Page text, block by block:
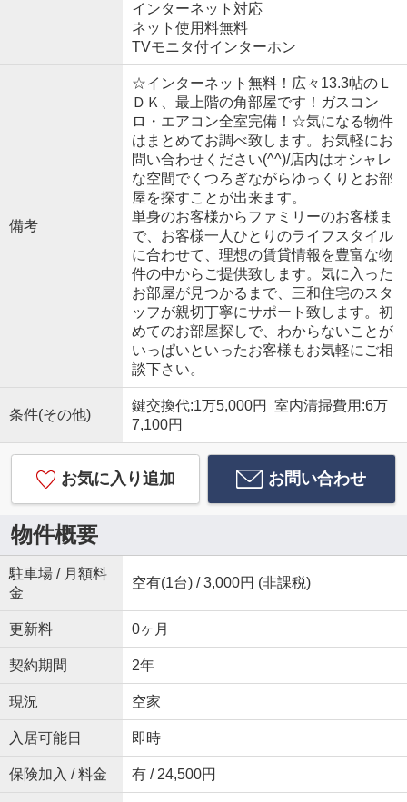
インターネット対応
ネット使用料無料
TVモニタ付インターホン
備考
☆インターネット無料！広々13.3帖のＬ
ＤＫ、最上階の角部屋です！ガスコン
ロ・エアコン全室完備！☆気になる物件
はまとめてお調べ致します。お気軽にお
問い合わせください(^^)/店内はオシャレ
な空間でくつろぎながらゆっくりとお部
屋を探すことが出来ます。
単身のお客様からファミリーのお客様ま
で、お客様一人ひとりのライフスタイル
に合わせて、理想の賃貸情報を豊富な物
件の中からご提供致します。気に入った
お部屋が見つかるまで、三和住宅のスタ
ッフが親切丁寧にサポート致します。初
めてのお部屋探しで、わからないことが
いっぱいといったお客様もお気軽にご相
談下さい。
条件(その他)
鍵交換代:1万5,000円 室内清掃費用:6万
7,100円
お気に入り追加 お問い合わせ
物件概要
駐車場 / 月額料
金
空有(1台) / 3,000円 (非課税)
更新料 0ヶ月
契約期間 2年
現況 空家
入居可能日 即時
保険加入 / 料金 有 / 24,500円